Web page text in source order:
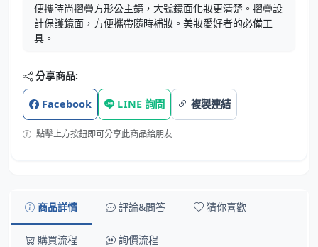
便攜時尚摺疊方形公主鏡，大號鏡面化妝更清楚。摺疊設
計保護鏡面，方便攜帶隨時補妝。美妝愛好者的必備工
具。
分享商品:
Facebook LINE 詢問 複製連結
點擊上方按鈕即可分享此商品給朋友
商品詳情 評論&問答 猜你喜歡
購買流程 詢價流程